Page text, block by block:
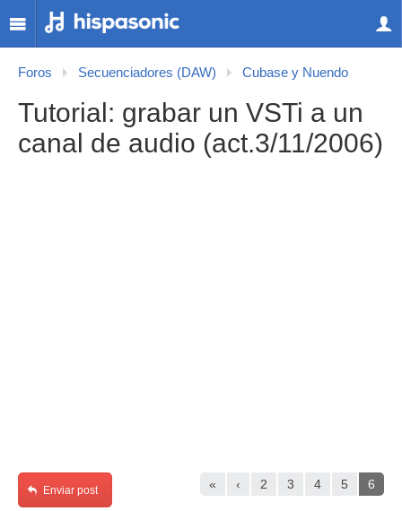
Foros Secuenciadores (DAW) Cubase y Nuendo
Tutorial: grabar un VSTi a un
canal de audio (act.3/11/2006)
« ‹ 2 3 4 5 6
Enviar post